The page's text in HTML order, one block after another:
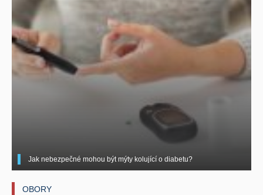
Jak nebezpečné mohou být mýty kolující o diabetu?
OBORY